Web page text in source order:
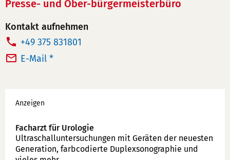
Presse- und Ober-bürgermeisterbüro
Kontakt aufnehmen
T
e
n
n
u
+49 375 831801
E-Mail *
Werbung
Anzeigen
Facharzt für Urologie
Ultraschallunter­suchungen mit Geräten der neuesten
Generation, farbcodierte Duplex­sonographie und